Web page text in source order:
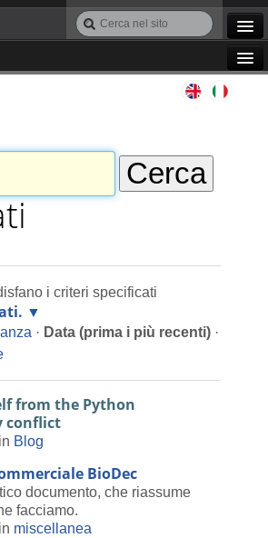
Cerca
nel
Ricerca
i criteri specificati
· Data (prima i più recenti) ·
from the Python
conflict
Blog
BioDec
documento, che riassume
facciamo.
miscellanea